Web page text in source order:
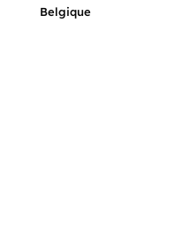
Belgique